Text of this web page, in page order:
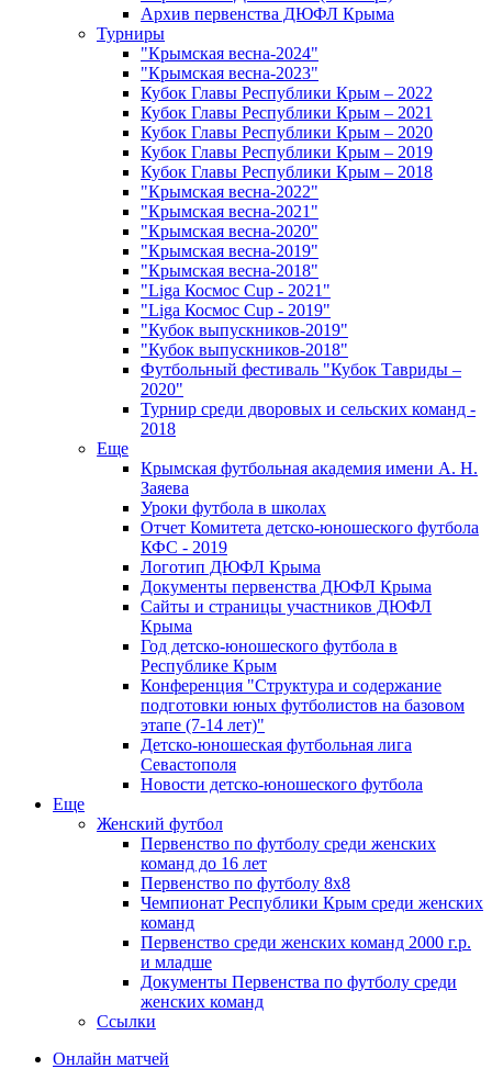
Архив первенства ДЮФЛ Крыма
Турниры
"Крымская весна-2024"
"Крымская весна-2023"
Кубок Главы Республики Крым – 2022
Кубок Главы Республики Крым – 2021
Кубок Главы Республики Крым – 2020
Кубок Главы Республики Крым – 2019
Кубок Главы Республики Крым – 2018
"Крымская весна-2022"
"Крымская весна-2021"
"Крымская весна-2020"
"Крымская весна-2019"
"Крымская весна-2018"
"Liga Космос Cup - 2021"
"Liga Космос Cup - 2019"
"Кубок выпускников-2019"
"Кубок выпускников-2018"
Футбольный фестиваль "Кубок Тавриды –
2020"
Турнир среди дворовых и сельских команд -
2018
Еще
Крымская футбольная академия имени А. Н.
Заяева
Уроки футбола в школах
Отчет Комитета детско-юношеского футбола
КФС - 2019
Логотип ДЮФЛ Крыма
Документы первенства ДЮФЛ Крыма
Сайты и страницы участников ДЮФЛ
Крыма
Год детско-юношеского футбола в
Республике Крым
Конференция "Структура и содержание
подготовки юных футболистов на базовом
этапе (7-14 лет)"
Детско-юношеская футбольная лига
Севастополя
Новости детско-юношеского футбола
Еще
Женский футбол
Первенство по футболу среди женских
команд до 16 лет
Первенство по футболу 8х8
Чемпионат Республики Крым среди женских
команд
Первенство среди женских команд 2000 г.р.
и младше
Документы Первенства по футболу среди
женских команд
Ссылки
Онлайн матчей